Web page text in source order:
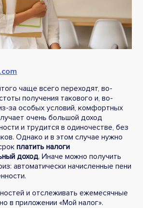
чаще всего переходят, во-
получения такового и, во-
за особых условий, комфортных
очень большой доход
и трудится в одиночестве, без
Однако и в этом случае нужно
платить налоги
доход. Иначе можно получить
автоматически начисленные пени
и отслеживать ежемесячные
в приложении «Мой налог».